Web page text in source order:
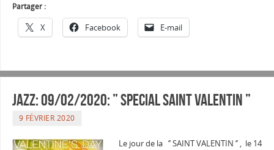
Partager :
X Facebook E-mail
Jazz: 09/02/2020: ” SPECIAL SAINT VALENTIN ”
9 FÉVRIER 2020
Le jour de la ‘’ SAINT VALENTIN ‘’ , le 14